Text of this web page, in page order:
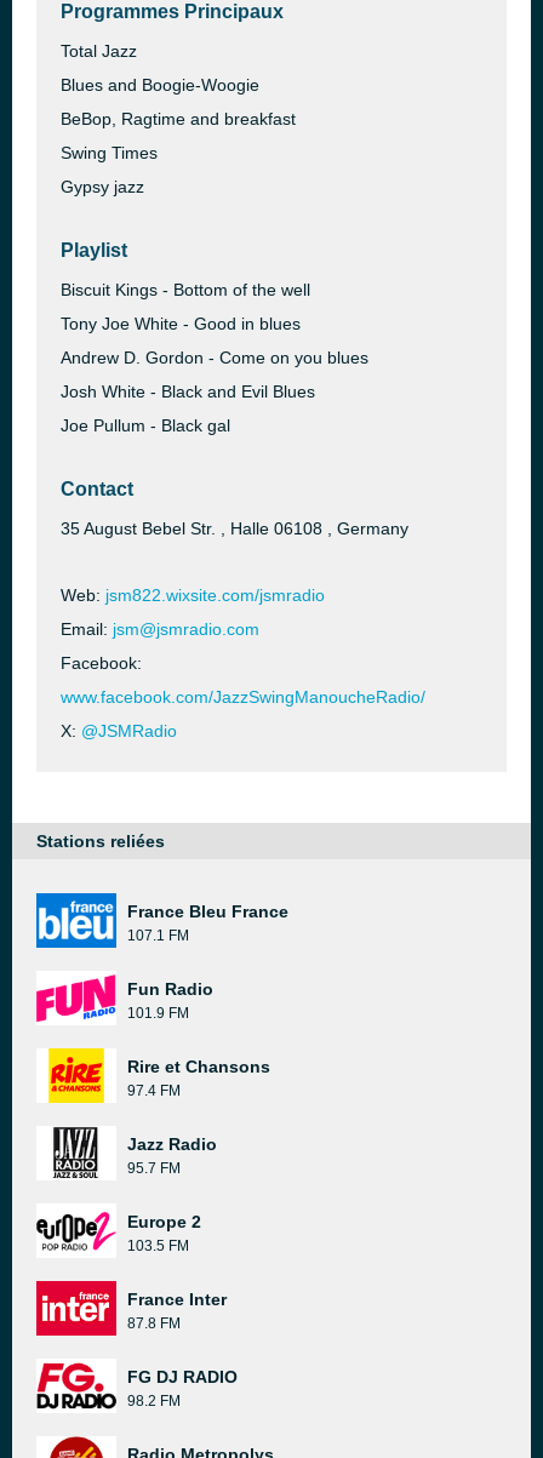
Programmes Principaux
Total Jazz
Blues and Boogie-Woogie
BeBop, Ragtime and breakfast
Swing Times
Gypsy jazz
Playlist
Biscuit Kings - Bottom of the well
Tony Joe White - Good in blues
Andrew D. Gordon - Come on you blues
Josh White - Black and Evil Blues
Joe Pullum - Black gal
Contact
35 August Bebel Str. , Halle 06108 , Germany
Web: jsm822.wixsite.com/jsmradio
Email: jsm@jsmradio.com
Facebook:
www.facebook.com/JazzSwingManoucheRadio/
X: @JSMRadio
Stations reliées
France Bleu France
107.1 FM
Fun Radio
101.9 FM
Rire et Chansons
97.4 FM
Jazz Radio
95.7 FM
Europe 2
103.5 FM
France Inter
87.8 FM
FG DJ RADIO
98.2 FM